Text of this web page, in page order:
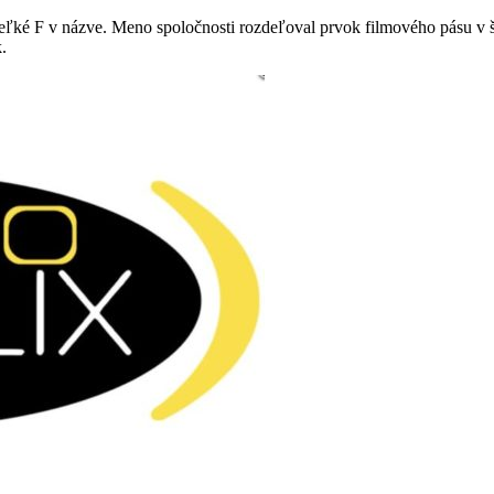
F v názve. Meno spoločnosti rozdeľoval prvok filmového pásu v